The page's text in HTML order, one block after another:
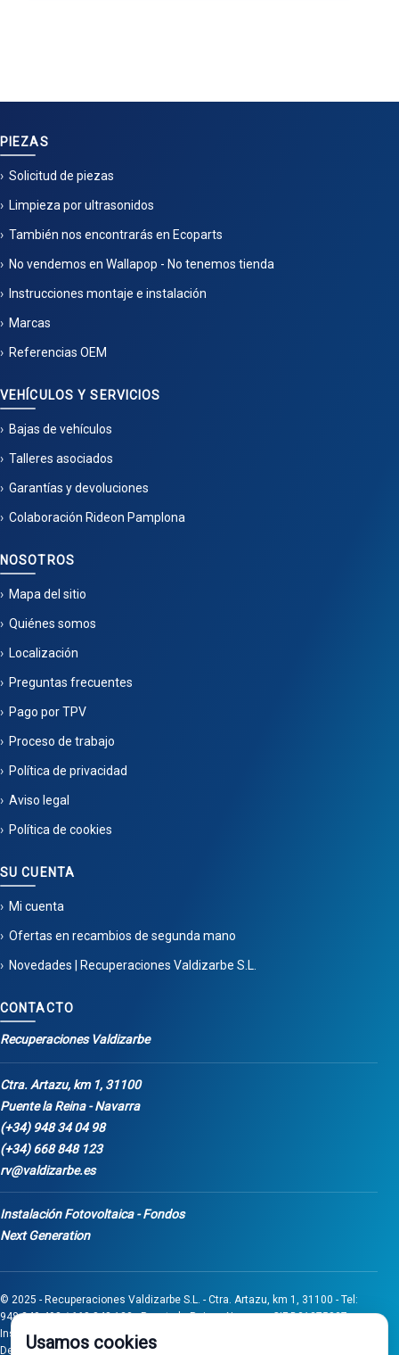
PIEZAS
Solicitud de piezas
Limpieza por ultrasonidos
También nos encontrarás en Ecoparts
No vendemos en Wallapop - No tenemos tienda
Instrucciones montaje e instalación
Marcas
Referencias OEM
VEHÍCULOS Y SERVICIOS
Bajas de vehículos
Talleres asociados
Garantías y devoluciones
Colaboración Rideon Pamplona
NOSOTROS
Mapa del sitio
Quiénes somos
Localización
Preguntas frecuentes
Pago por TPV
Proceso de trabajo
Política de privacidad
Aviso legal
Política de cookies
SU CUENTA
Mi cuenta
Ofertas en recambios de segunda mano
Novedades | Recuperaciones Valdizarbe S.L.
CONTACTO
Recuperaciones Valdizarbe
Ctra. Artazu, km 1, 31100
Puente la Reina - Navarra
(+34) 948 34 04 98
(+34) 668 848 123
rv@valdizarbe.es
Instalación Fotovoltaica - Fondos
Next Generation
© 2025 - Recuperaciones Valdizarbe S.L. - Ctra. Artazu, km 1, 31100 - Tel:
948 340 498 / 668 848 123 - Puente la Reina - Navarra - CIF B31275837.
Inscrita en el Registro Mercantil de Navarra, Tomo 32, Folio 75, Hoja 525.
Desarrollado porSeintosoft
Usamos cookies